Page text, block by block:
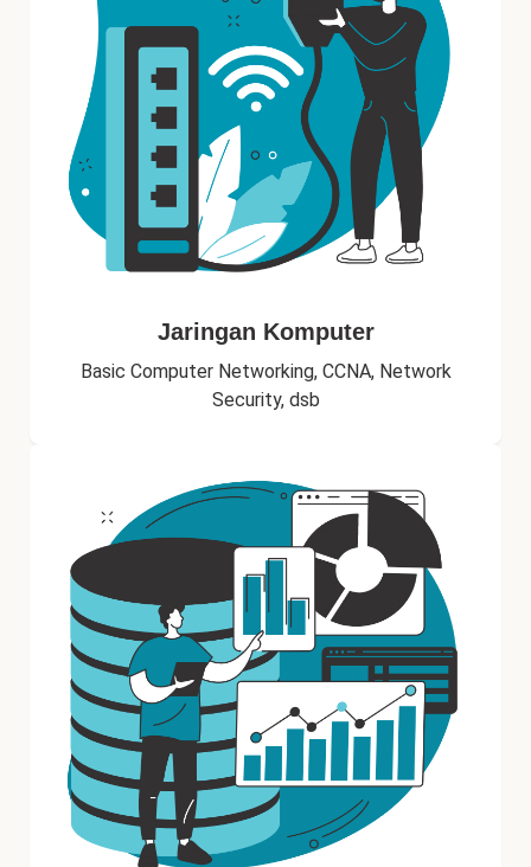
Jaringan Komputer
Basic Computer Networking, CCNA, Network
Security, dsb